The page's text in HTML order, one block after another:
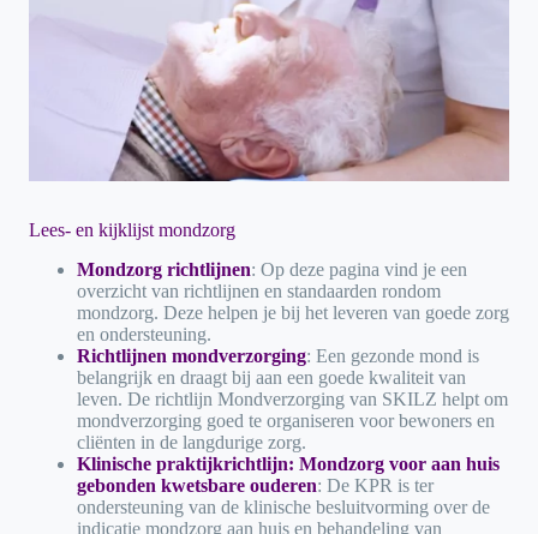
Lees- en kijklijst mondzorg
Mondzorg richtlijnen: Op deze pagina vind je een
overzicht van richtlijnen en standaarden rondom
mondzorg. Deze helpen je bij het leveren van goede zorg
en ondersteuning.
Richtlijnen mondverzorging: Een gezonde mond is
belangrijk en draagt bij aan een goede kwaliteit van
leven. De richtlijn Mondverzorging van SKILZ helpt om
mondverzorging goed te organiseren voor bewoners en
cliënten in de langdurige zorg.
Klinische praktijkrichtlijn: Mondzorg voor aan huis
gebonden kwetsbare ouderen: De KPR is ter
ondersteuning van de klinische besluitvorming over de
indicatie mondzorg aan huis en behandeling van